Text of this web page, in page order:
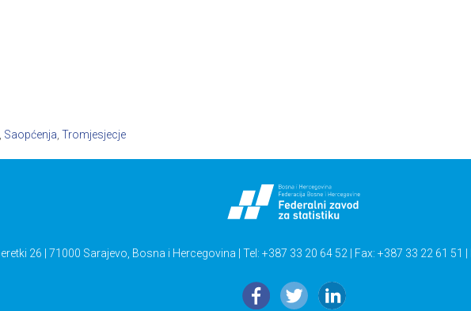
Saopćenja Tromjesjecje
26 | 71000 Sarajevo, Bosna i Hercegovina | Tel: +387 33 20 64 52 | Fax: +387 33 22 61 51 |